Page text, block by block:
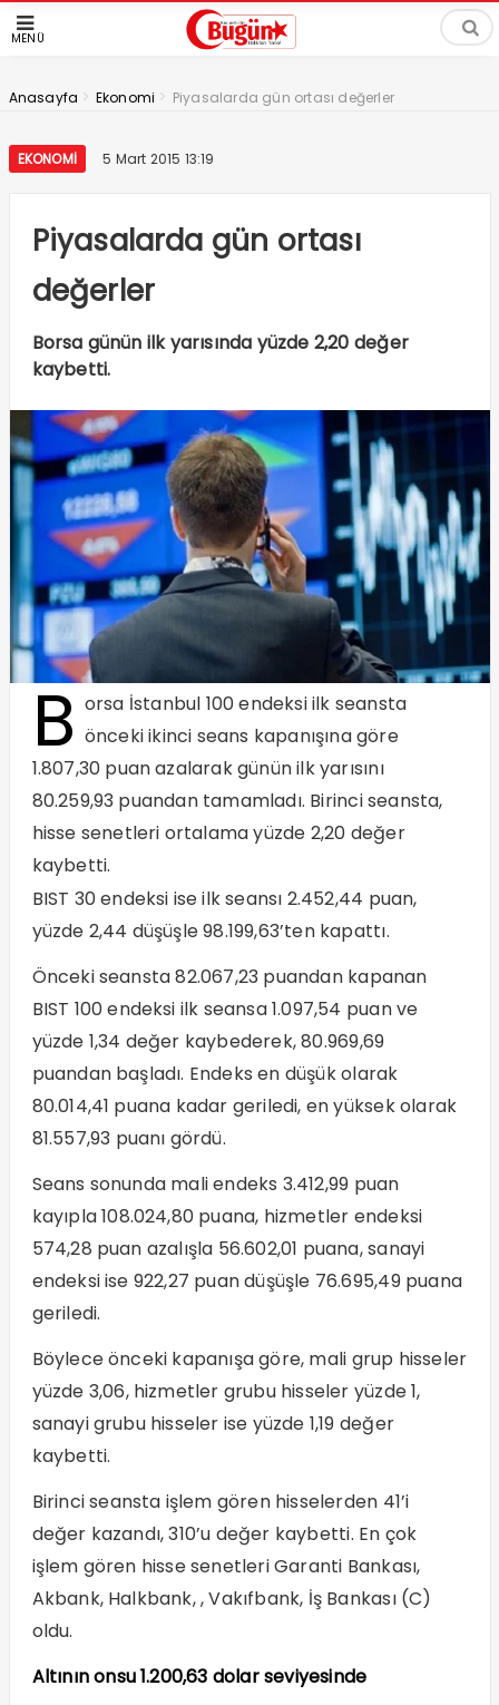
MENÜ
Anasayfa > Ekonomi > Piyasalarda gün ortası değerler
EKONOMI 5 Mart 2015 13:19
Piyasalarda gün ortası
değerler
Borsa günün ilk yarısında yüzde 2,20 değer
kaybetti.
B orsa İstanbul 100 endeksi ilk seansta
önceki ikinci seans kapanışına göre
1.807,30 puan azalarak günün ilk yarısını
80.259,93 puandan tamamladı. Birinci seansta,
hisse senetleri ortalama yüzde 2,20 değer
kaybetti.
BIST 30 endeksi ise ilk seansı 2.452,44 puan,
yüzde 2,44 düşüşle 98.199,63’ten kapattı.
Önceki seansta 82.067,23 puandan kapanan
BIST 100 endeksi ilk seansa 1.097,54 puan ve
yüzde 1,34 değer kaybederek, 80.969,69
puandan başladı. Endeks en düşük olarak
80.014,41 puana kadar geriledi, en yüksek olarak
81.557,93 puanı gördü.
Seans sonunda mali endeks 3.412,99 puan
kayıpla 108.024,80 puana, hizmetler endeksi
574,28 puan azalışla 56.602,01 puana, sanayi
endeksi ise 922,27 puan düşüşle 76.695,49 puana
geriledi.
Böylece önceki kapanışa göre, mali grup hisseler
yüzde 3,06, hizmetler grubu hisseler yüzde 1,
sanayi grubu hisseler ise yüzde 1,19 değer
kaybetti.
Birinci seansta işlem gören hisselerden 41’i
değer kazandı, 310’u değer kaybetti. En çok
işlem gören hisse senetleri Garanti Bankası,
Akbank, Halkbank, , Vakıfbank, İş Bankası (C)
oldu.
Altının onsu 1.200,63 dolar seviyesinde